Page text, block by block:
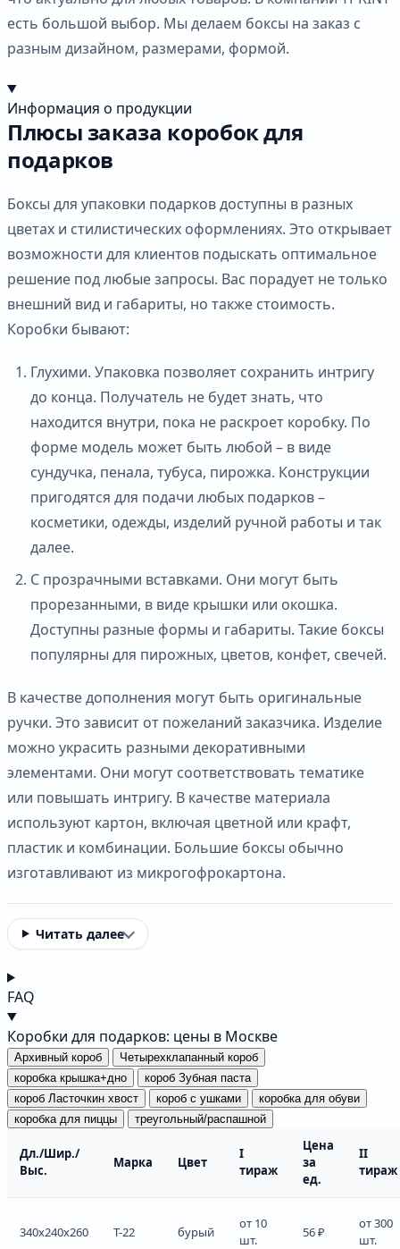
есть большой выбор. Мы делаем боксы на заказ с
разным дизайном, размерами, формой.
Информация о продукции
Плюсы заказа коробок для
подарков
Боксы для упаковки подарков доступны в разных
цветах и стилистических оформлениях. Это открывает
возможности для клиентов подыскать оптимальное
решение под любые запросы. Вас порадует не только
внешний вид и габариты, но также стоимость.
Коробки бывают:
Глухими. Упаковка позволяет сохранить интригу
до конца. Получатель не будет знать, что
находится внутри, пока не раскроет коробку. По
форме модель может быть любой – в виде
сундучка, пенала, тубуса, пирожка. Конструкции
пригодятся для подачи любых подарков –
косметики, одежды, изделий ручной работы и так
далее.
С прозрачными вставками. Они могут быть
прорезанными, в виде крышки или окошка.
Доступны разные формы и габариты. Такие боксы
популярны для пирожных, цветов, конфет, свечей.
В качестве дополнения могут быть оригинальные
ручки. Это зависит от пожеланий заказчика. Изделие
можно украсить разными декоративными
элементами. Они могут соответствовать тематике
или повышать интригу. В качестве материала
используют картон, включая цветной или крафт,
пластик и комбинации. Большие боксы обычно
изготавливают из микрогофрокартона.
Читать далее
FAQ
Коробки для подарков: цены в Москве
Архивный короб
Четырехклапанный короб
коробка крышка+дно
короб Зубная паста
короб Ласточкин хвост
короб с ушками
коробка для обуви
коробка для пиццы
треугольный/распашной
Дл./Шир./
Выс.
Марка Цвет
I
тираж
Цена
за
ед.
II
тираж
340x240x260 Т-22 бурый
от 10
шт.
56 ₽
от 300
шт.